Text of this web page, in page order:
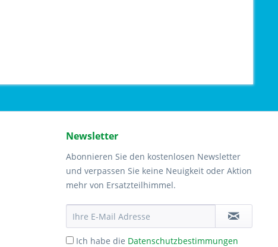
Newsletter
Abonnieren Sie den kostenlosen Newsletter
und verpassen Sie keine Neuigkeit oder Aktion
mehr von Ersatzteilhimmel.
Ich habe die Datenschutzbestimmungen